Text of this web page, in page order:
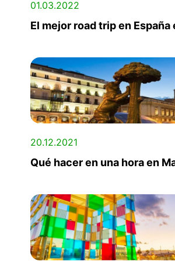
01.03.2022
El mejor road trip en España
20.12.2021
Qué hacer en una hora en